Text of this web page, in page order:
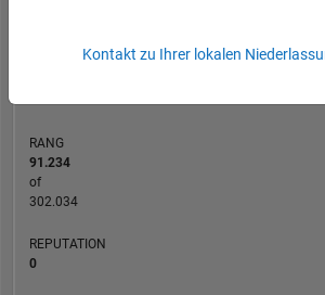
L
01/10
10/11
07/13
04/15
01/17
10/18
07/20
04/22
01/24
01/12
01/14
01/16
01/18
01/20
01/22
01/26 04/12 07/14 10/16 01/19
RANG
91.234
of
302.034
REPUTATION
0
Kontakt zu Ihrer lokalen